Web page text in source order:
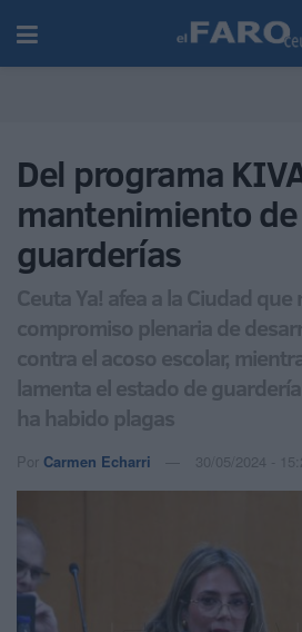
Del programa
mantenimiento
guarderías
Ceuta Ya! afea a la Ciudad
compromiso plenaria de
contra el acoso escolar,
lamenta el estado de
ha habido plagas
Por Carmen Echarri 30/05/2024 -